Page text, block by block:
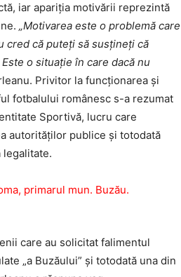
iar apariţia motivării reprezintă
„Motivarea este o proble­mă care
că puteţi să susţineţi că
o situa­ţie în care dacă nu
Privitor la funcţionarea şi
fotbalului românesc s-a rezumat
Sportivă, lucru care
autorităţilor publice şi totodată
legalitate.
care au solicitat falimentul
„a Buzăului” şi totodată una din